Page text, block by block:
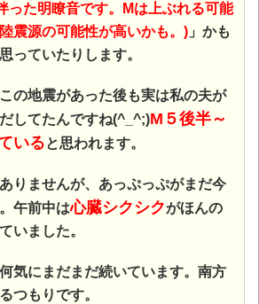
た明瞭音です。Mは上ぶれる可能
震源の可能性が高いかも。) 」かも
っていたりします。
の地震があった後も実は私の夫が
してたんですね(^_^;)M５後半～
いると思われます。
りませんが、あっぷっぷがまだ今
午前中は心臓シクシクがほんの
いました。
気にまだまだ続いています。南方
つもりです。